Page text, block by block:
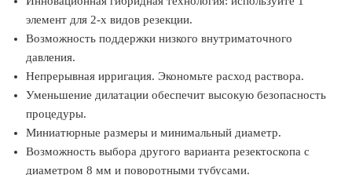
элемент для 2-х видов резекции.
Возможность поддержки низкого внутриматочного
давления.
Непрерывная ирригация. Экономьте расход раствора.
Уменьшение дилатации обеспечит высокую безопасность
процедуры.
Миниатюрные размеры и минимальный диаметр.
Возможность выбора другого варианта резектоскопа с
диаметром 8 мм и поворотными тубусами.